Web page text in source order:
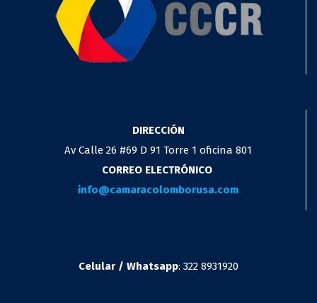
DIRECCIÓN
Av Calle 26 #69 D 91 Torre 1 oficina 801
CORREO ELECTRÓNICO
info@camaracolomborusa.com
Celular / Whatsapp: 322 8931920